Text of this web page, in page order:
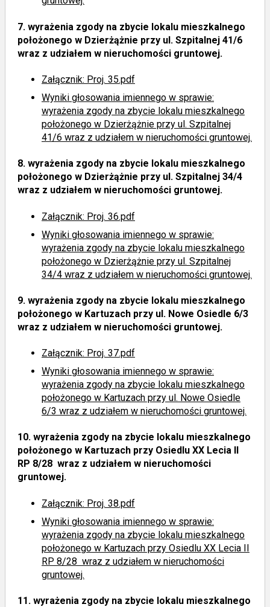
7. wyrażenia zgody na zbycie lokalu mieszkalnego
położonego w Dzierżążnie przy ul. Szpitalnej 41/6
wraz z udziałem w nieruchomości gruntowej.
Załącznik: Proj. 35.pdf
Wyniki głosowania imiennego w sprawie:
wyrażenia zgody na zbycie lokalu mieszkalnego
położonego w Dzierżążnie przy ul. Szpitalnej
41/6 wraz z udziałem w nieruchomości gruntowej.
8. wyrażenia zgody na zbycie lokalu mieszkalnego
położonego w Dzierżążnie przy ul. Szpitalnej 34/4
wraz z udziałem w nieruchomości gruntowej.
Załącznik: Proj. 36.pdf
Wyniki głosowania imiennego w sprawie:
wyrażenia zgody na zbycie lokalu mieszkalnego
położonego w Dzierżążnie przy ul. Szpitalnej
34/4 wraz z udziałem w nieruchomości gruntowej.
9. wyrażenia zgody na zbycie lokalu mieszkalnego
położonego w Kartuzach przy ul. Nowe Osiedle 6/3
wraz z udziałem w nieruchomości gruntowej.
Załącznik: Proj. 37.pdf
Wyniki głosowania imiennego w sprawie:
wyrażenia zgody na zbycie lokalu mieszkalnego
położonego w Kartuzach przy ul. Nowe Osiedle
6/3 wraz z udziałem w nieruchomości gruntowej.
10. wyrażenia zgody na zbycie lokalu mieszkalnego
położonego w Kartuzach przy Osiedlu XX Lecia II
RP 8/28 wraz z udziałem w nieruchomości
gruntowej.
Załącznik: Proj. 38.pdf
Wyniki głosowania imiennego w sprawie:
wyrażenia zgody na zbycie lokalu mieszkalnego
położonego w Kartuzach przy Osiedlu XX Lecia II
RP 8/28 wraz z udziałem w nieruchomości
gruntowej.
11. wyrażenia zgody na zbycie lokalu mieszkalnego